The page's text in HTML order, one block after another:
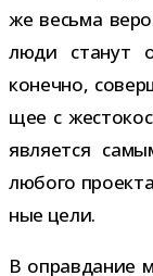
же весьма
люди ста­нут
конечно,
щее с
явля­ется
любого
ные цели.
В оправ­да­ние